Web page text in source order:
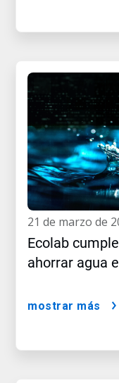
21 de marzo de
Ecolab
ahorrar agua
mostrar más